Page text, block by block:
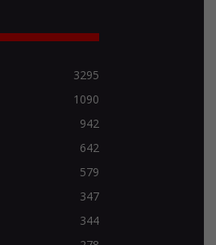
3295
1090
942
642
579
347
344